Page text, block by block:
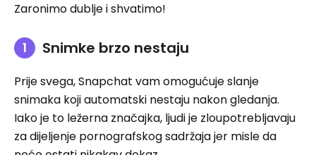
Zaronimo dublje i shvatimo!
Snimke brzo nestaju
Prije svega, Snapchat vam omogućuje slanje
snimaka koji automatski nestaju nakon gledanja.
Iako je to ležerna značajka, ljudi je zloupotrebljavaju
za dijeljenje pornografskog sadržaja jer misle da